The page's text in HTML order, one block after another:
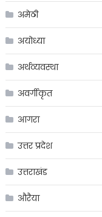
अमेठी
अयोध्या
अर्थव्यवस्था
अवर्गीकृत
आगरा
उत्तर प्रदेश
उत्तराखंड
औरैया